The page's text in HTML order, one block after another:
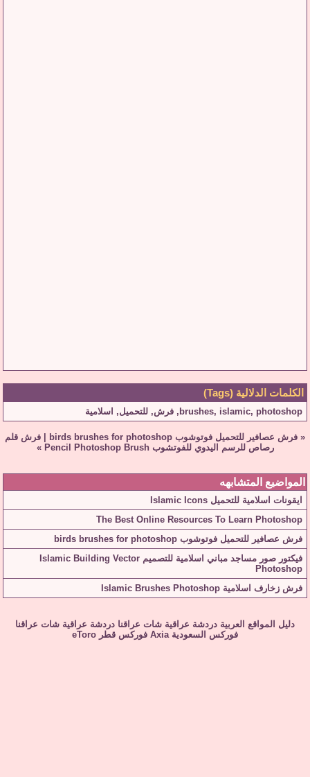
الكلمات الدلالية (Tags)
brushes, islamic, photoshop
, فرش, للتحميل, اسلامية
« فرش عصافير للتحميل فوتوشوب birds brushes for photoshop
فرش قلم
رصاص للرسم اليدوي للفوتشوب Pencil Photoshop Brush
»
المواضيع المتشابهه
ايقونات اسلامية للتحميل Islamic Icons
The Best Online Resources To Learn Photoshop
فرش عصافير للتحميل فوتوشوب birds brushes for photoshop
فيكتور صور مساجد مباني اسلامية للتصميم Islamic Building Vector
Photoshop
فرش زخارف اسلامية Islamic Brushes Photoshop
دليل المواقع العربية دردشة عراقية شات عراقنا دردشة عراقية شات عراقنا
فوركس السعودية Axia فوركس قطر eToro